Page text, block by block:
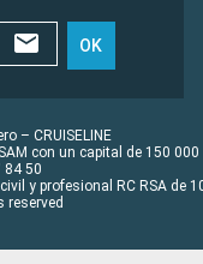
OK
– CRUISELINE
con un capital de 150 000
84 50
y profesional RC RSA de
reserved